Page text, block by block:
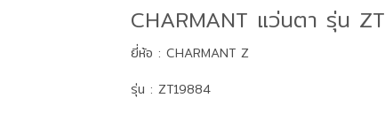
CHARMANT แว่นตา รุ่น
ยี่ห้อ : CHARMANT Z
รุ่น : ZT19884